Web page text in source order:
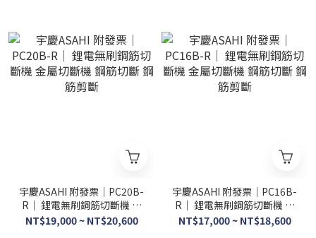
宇慶ASAHI 附發票｜PC20B-
R｜ 鋰電無刷鋼筋切斷機 金
屬切斷機 鋼筋切斷 鋼筋剪斷
NT$19,000 ~ NT$20,600
宇慶ASAHI 附發票｜PC16B-
R｜ 鋰電無刷鋼筋切斷機 金
屬切斷機 鋼筋切斷 鋼筋剪斷
NT$17,000 ~ NT$18,600